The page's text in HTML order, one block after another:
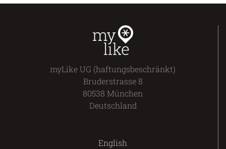
myLike UG (haftungsbeschränkt)
Bruderstrasse 8
80538 München
Deutschland
English